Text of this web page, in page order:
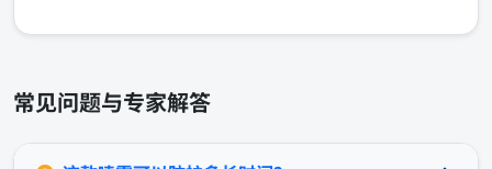
常见问题与专家解答